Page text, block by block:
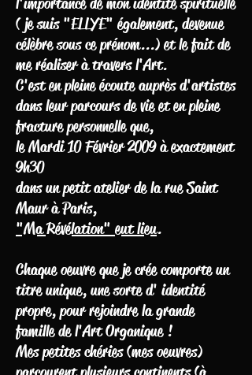
( je suis "ELLYE" également, devenue
célèbre sous ce prénom...) et le fait de
me réaliser à travers l'Art.
C'est en pleine écoute auprès d'artistes
dans leur parcours de vie et en pleine
fracture personnelle que,
le Mardi 10 Février 2009 à exactement
9h30
dans un petit atelier de la rue Saint
Maur à Paris,
"Ma Révélation" eut lieu.
Chaque oeuvre que je crée comporte un
titre unique, une sorte d' identité
propre, pour rejoindre la grande
famille de l'Art Organique !
Mes petites chéries (mes oeuvres)